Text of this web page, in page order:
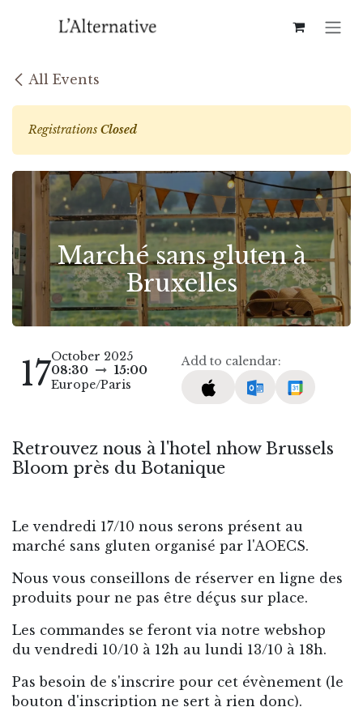
All Events
Registrations Closed
Marché sans gluten à
Bruxelles
17October 2025
08:30
15:00
Europe/Paris
Add to calendar:
Retrouvez nous à l'hotel nhow Brussels
Bloom près du Botanique
Le vendredi 17/10 nous serons présent au
marché sans gluten organisé par l'AOECS.
Nous vous conseillons de réserver en ligne des
produits pour ne pas être déçus sur place.
Les commandes se feront via notre webshop
duvendredi 10/10 à 12h au lundi 13/10 à 18h.
Pas besoin de s'inscrire pour cet évènement (le
bouton d'inscription ne sert à rien donc).